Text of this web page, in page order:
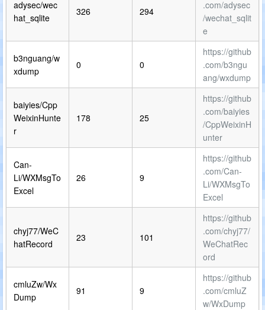
adysec/wec
hat_sqlite
326 294
.com/adysec
/wechat_sqlit
e
b3nguang/w
xdump
0 0
https://github
.com/b3ngu
ang/wxdump
baiyies/Cpp
WeixinHunte
r
178 25
https://github
.com/baiyies
/CppWeixinH
unter
Can-
Li/WXMsgTo
Excel
26 9
https://github
.com/Can-
Li/WXMsgTo
Excel
chyj77/WeC
hatRecord
23 101
https://github
.com/chyj77/
WeChatRec
ord
cmluZw/Wx
Dump
91 9
https://github
.com/cmluZ
w/WxDump